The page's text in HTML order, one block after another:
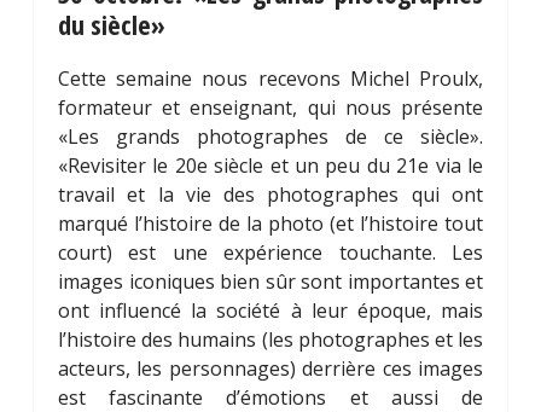
du siècle»
Cette semaine nous recevons Michel Proulx,
formateur et enseignant, qui nous présente
«Les grands photographes de ce siècle».
«Revisiter le 20e siècle et un peu du 21e via le
travail et la vie des photographes qui ont
marqué l’histoire de la photo (et l’histoire tout
court) est une expérience touchante. Les
images iconiques bien sûr sont importantes et
ont influencé la société à leur époque, mais
l’histoire des humains (les photographes et les
acteurs, les personnages) derrière ces images
est fascinante d’émotions et aussi de